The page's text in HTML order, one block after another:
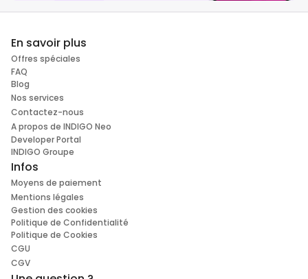
En savoir plus
Offres spéciales
FAQ
Blog
Nos services
Contactez-nous
A propos de INDIGO Neo
Developer Portal
INDIGO Groupe
Infos
Moyens de paiement
Mentions légales
Gestion des cookies
Politique de Confidentialité
Politique de Cookies
CGU
CGV